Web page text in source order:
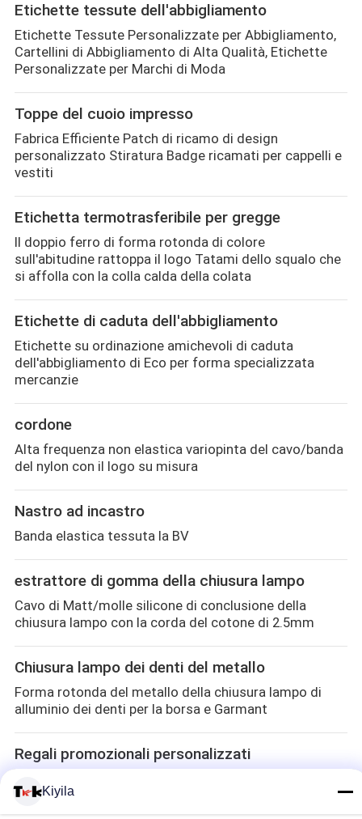
Etichette tessute dell'abbigliamento
Etichette Tessute Personalizzate per Abbigliamento,
Cartellini di Abbigliamento di Alta Qualità, Etichette
Personalizzate per Marchi di Moda
Toppe del cuoio impresso
Fabrica Efficiente Patch di ricamo di design
personalizzato Stiratura Badge ricamati per cappelli e
vestiti
Etichetta termotrasferibile per gregge
Il doppio ferro di forma rotonda di colore
sull'abitudine rattoppa il logo Tatami dello squalo che
si affolla con la colla calda della colata
Etichette di caduta dell'abbigliamento
Etichette su ordinazione amichevoli di caduta
dell'abbigliamento di Eco per forma specializzata
mercanzie
cordone
Alta frequenza non elastica variopinta del cavo/banda
del nylon con il logo su misura
Nastro ad incastro
Banda elastica tessuta la BV
estrattore di gomma della chiusura lampo
Cavo di Matt/molle silicone di conclusione della
chiusura lampo con la corda del cotone di 2.5mm
Chiusura lampo dei denti del metallo
Forma rotonda del metallo della chiusura lampo di
alluminio dei denti per la borsa e Garmant
Regali promozionali personalizzati
Keychain del PVC dei clienti 3D
Kiyila